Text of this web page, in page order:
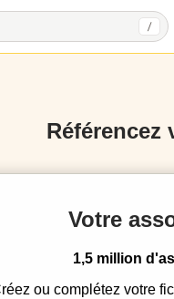
/
Référencez
Votre
1,5 million
Créez ou complétez votre